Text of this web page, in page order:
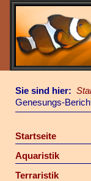
Sie sind hier:
Genesungs-
Startseite
Aquaristik
Terraristik